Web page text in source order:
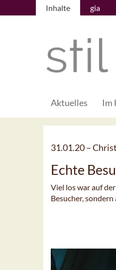
Inhalte gia
Aktuelles Im
31.01.20 –
Echte
Viel los war auf
Besucher,